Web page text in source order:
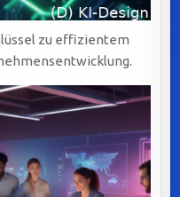
zu effizientem